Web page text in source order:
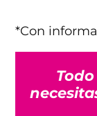
*Con